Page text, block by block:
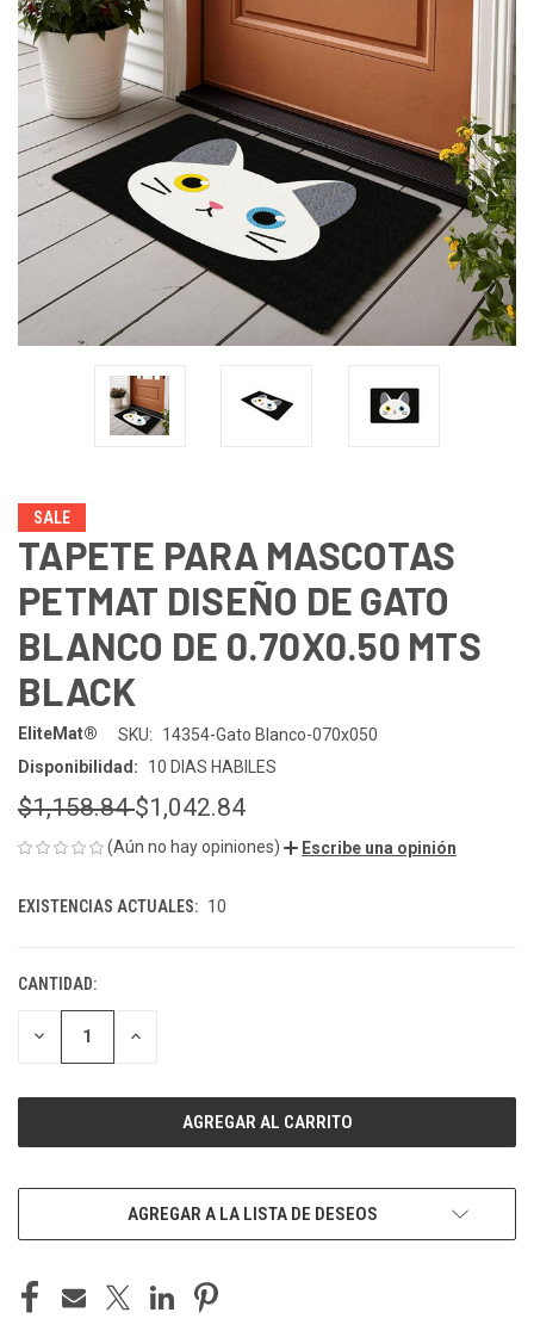
SALE
TAPETE PARA MASCOTAS
PETMAT DISEÑO DE GATO
BLANCO DE 0.70X0.50 MTS
BLACK
EliteMat® SKU:
14354-Gato Blanco-070x050
Disponibilidad:
10 DIAS HABILES
$1,158.84$1,042.84
(Aún no hay opiniones) Escribe una opinión
EXISTENCIAS ACTUALES: 10
CANTIDAD:
DISMINUIR
CANTIDAD
UNDEFINED
AUMENTAR
UNDEFINED
AGREGAR A LA LISTA DE DESEOS